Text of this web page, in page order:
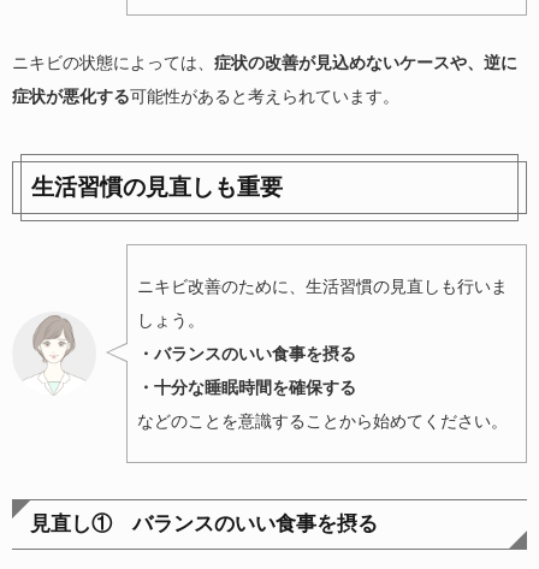
ニキビの状態によっては、 症状の改善が見込めないケースや、逆に
症状が悪化する可能性があると考えられています。
生活習慣の見直しも重要
ニキビ改善のために、生活習慣の見直しも行いま
しょう。
・バランスのいい食事を摂る
・十分な睡眠時間を確保する
などのことを意識することから始めてください。
見直し① バランスのいい食事を摂る